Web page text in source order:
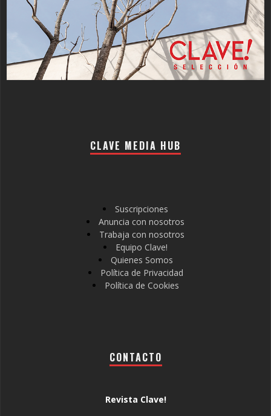
CLAVE MEDIA HUB
Suscripciones
Anuncia con nosotros
Trabaja con nosotros
Equipo Clave!
Quienes Somos
Política de Privacidad
Política de Cookies
CONTACTO
Revista Clave!